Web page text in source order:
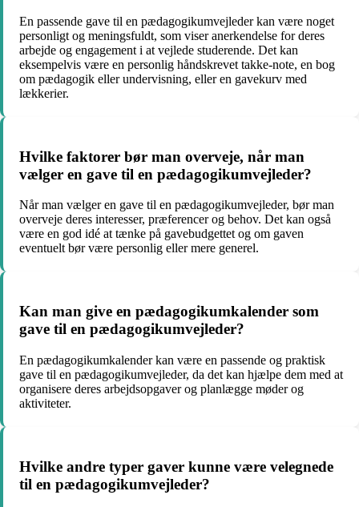
En passende gave til en pædagogikumvejleder kan være noget
personligt og meningsfuldt, som viser anerkendelse for deres
arbejde og engagement i at vejlede studerende. Det kan
eksempelvis være en personlig håndskrevet takke-note, en bog
om pædagogik eller undervisning, eller en gavekurv med
lækkerier.
Hvilke faktorer bør man overveje, når man
vælger en gave til en pædagogikumvejleder?
Når man vælger en gave til en pædagogikumvejleder, bør man
overveje deres interesser, præferencer og behov. Det kan også
være en god idé at tænke på gavebudgettet og om gaven
eventuelt bør være personlig eller mere generel.
Kan man give en pædagogikumkalender som
gave til en pædagogikumvejleder?
En pædagogikumkalender kan være en passende og praktisk
gave til en pædagogikumvejleder, da det kan hjælpe dem med at
organisere deres arbejdsopgaver og planlægge møder og
aktiviteter.
Hvilke andre typer gaver kunne være velegnede
til en pædagogikumvejleder?